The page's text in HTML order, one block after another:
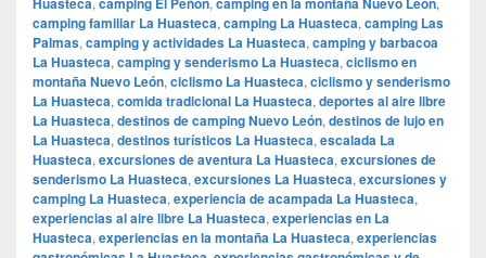
camping familiar La Huasteca, camping La Huasteca, camping Las
Palmas, camping y actividades La Huasteca, camping y barbacoa
La Huasteca, camping y senderismo La Huasteca, ciclismo en
montaña Nuevo León, ciclismo La Huasteca, ciclismo y senderismo
La Huasteca, comida tradicional La Huasteca, deportes al aire libre
La Huasteca, destinos de camping Nuevo León, destinos de lujo en
La Huasteca, destinos turísticos La Huasteca, escalada La
Huasteca, excursiones de aventura La Huasteca, excursiones de
senderismo La Huasteca, excursiones La Huasteca, excursiones y
camping La Huasteca, experiencia de acampada La Huasteca,
experiencias al aire libre La Huasteca, experiencias en La
Huasteca, experiencias en la montaña La Huasteca, experiencias